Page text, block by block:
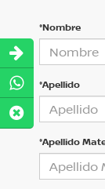
*Nombre
*Apellido
*Apellido